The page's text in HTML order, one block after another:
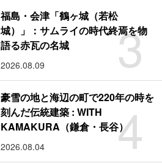
3
福島・会津「鶴ヶ城（若松
城）」：サムライの時代終焉を物
語る赤瓦の名城
2026.08.09
4
豪雪の地と海辺の町で220年の時を
刻んだ伝統建築 : WITH
KAMAKURA（鎌倉・長谷）
2026.08.04